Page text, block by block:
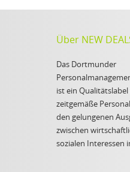
Über NEW
Das Dortmunder
ist ein Qualitätslabel
zeitgemäße
den gelungenen
zwischen
sozialen Interessen